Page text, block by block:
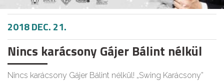
2018 DEC. 21.
Nincs karácsony Gájer Bálint nélkül
Nincs karácsony Gájer Bálint nélkül! „Swing Karácsony”